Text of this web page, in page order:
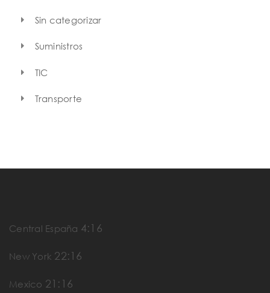
Sin categorizar
Suministros
TIC
Transporte
Central España 4:16
New York 22:16
Mexico 21:16